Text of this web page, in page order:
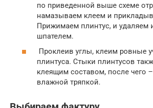
по приведенной выше схеме
намазываем клеем и
Прижимаем плинтус, и удаляем
шпателем.
Проклеив углы, клеим ровные
плинтуса. Стыки плинтусов
клеящим составом, после чего
влажной тряпкой.